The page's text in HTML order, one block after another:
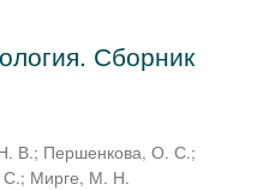
Сборник
В.; Першенкова, О. С.;
С.; Мирге, М. Н.